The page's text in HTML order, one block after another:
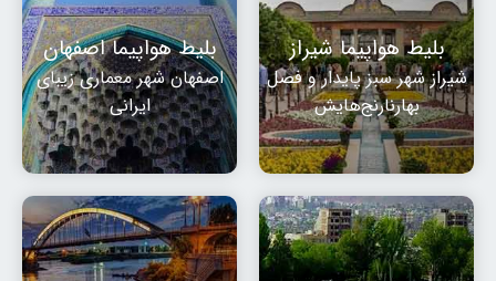
بلیط هواپیما شیراز
شیراز شهر سبز پایدار و فصل
بهارنارنج‌هایش
بلیط هواپیما اصفهان
اصفهان شهر معماری زیبای
ایرانی